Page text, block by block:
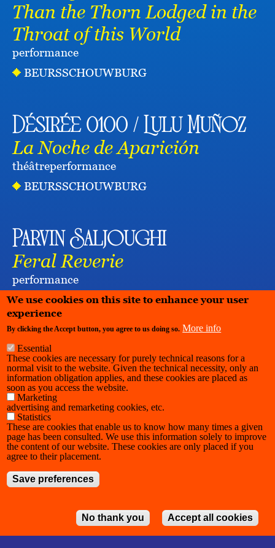
Than the Thorn Lodged in the
Throat of this World
performance
BEURSSCHOUWBURG
Désirée 0100 / Lulu Muñoz
La Noche de Aparición
théâtreperformance
BEURSSCHOUWBURG
Parvin Saljoughi
Feral Reverie
performance
BEURSSCHOUWBURG
We use cookies on this site to enhance your user
experience
By clicking the Accept button, you agree to us doing so. More info
Essential
These cookies are necessary for purely technical reasons for a
normal visit to the website. Given the technical necessity, only an
information obligation applies, and these cookies are placed as
soon as you access the website.
Marketing
advertising and remarketing cookies, etc.
Statistics
These are cookies that enable us to know how many times a given
page has been consulted. We use this information solely to improve
the content of our website. These cookies are only placed if you
agree to their placement.
Save preferences
No thank you Accept all cookies